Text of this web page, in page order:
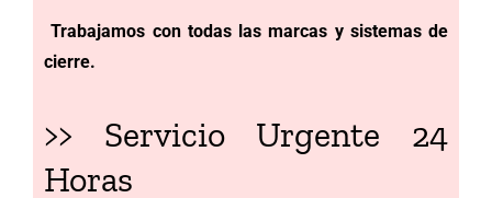
Trabajamos con todas las marcas y sistemas de
cierre.
>> Servicio Urgente 24
Horas